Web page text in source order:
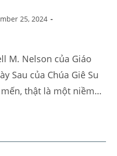
25, 2024
M. Nelson của Giáo
Sau của Chúa Giê Su
thật là một niềm…